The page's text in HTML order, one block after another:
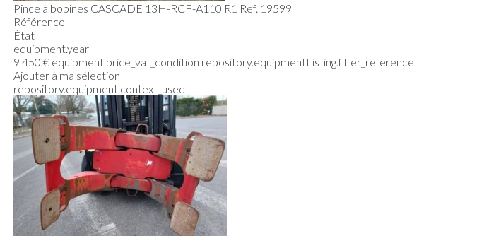
Pince à bobines CASCADE 13H-RCF-A110 R1 Ref. 19599
Référence
État
equipment.year
9 450 € equipment.price_vat_condition repository.equipmentListing.filter_reference
Ajouter à ma sélection
repository.equipment.context_used